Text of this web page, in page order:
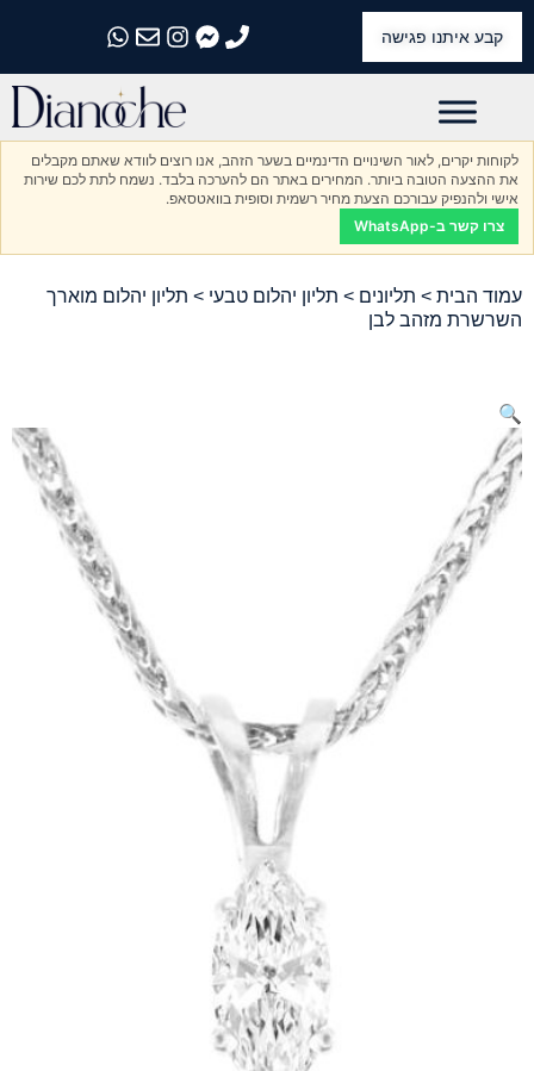
קבע איתנו פגישה
התקשרו אלינו
התקשרו אלינו
התקשרו אלינו
התקשרו אלינו
התקשרו אלינו
לקוחות יקרים, לאור השינויים הדינמיים בשער הזהב, אנו רוצים לוודא שאתם מקבלים
את ההצעה הטובה ביותר. המחירים באתר הם להערכה בלבד. נשמח לתת לכם שירות
אישי ולהנפיק עבורכם הצעת מחיר רשמית וסופית בוואטסאפ.
צרו קשר ב-WhatsApp
עמוד הבית > תליונים > תליון יהלום טבעי > תליון יהלום מוארך
השרשרת מזהב לבן
🔍